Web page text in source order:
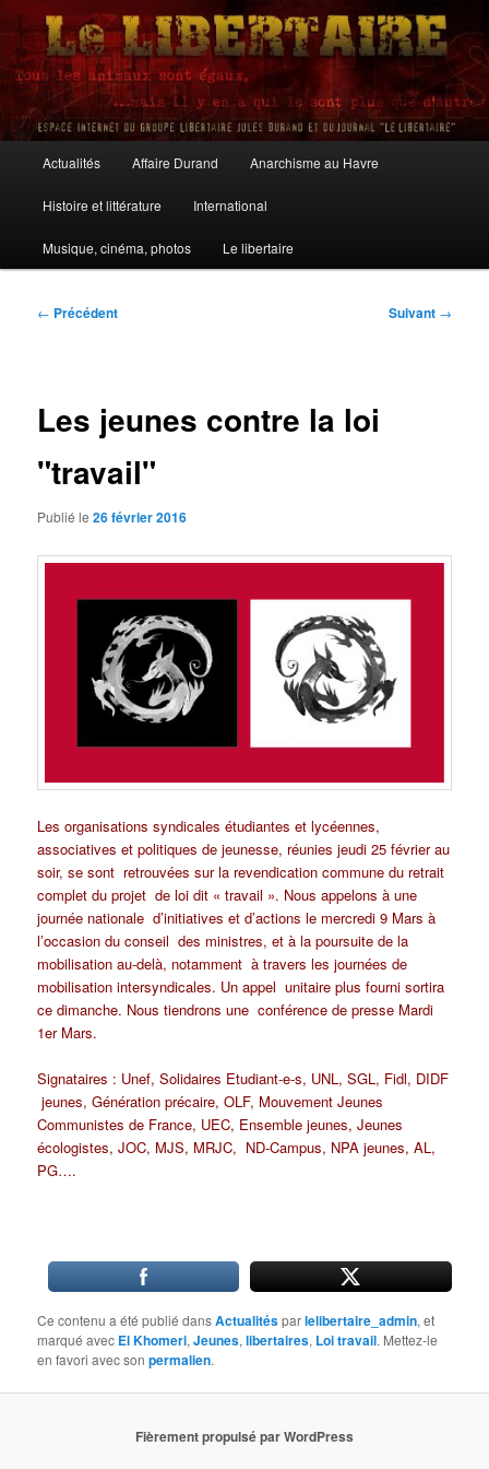
Aller
contenu
principalLe Libertaire
principal
Actualités Affaire Durand Anarchisme au Havre
Histoire et littérature International
Musique, cinéma, photos Le libertaire
Navigation
← Précédent Suivant →
Les jeunes contre la loi
"travail"
Publié le26 février 2016
Les organisations syndicales étudiantes et lycéennes,
associatives et politiques de jeunesse, réunies jeudi 25 février au
soir, se sont retrouvées sur la revendication commune du retrait
complet du projet de loi dit « travail ». Nous appelons à une
journée nationale d’initiatives et d’actions le mercredi 9 Mars à
l’occasion du conseil des ministres, et à la poursuite de la
mobilisation au-delà, notamment à travers les journées de
mobilisation intersyndicales. Un appel unitaire plus fourni sortira
ce dimanche. Nous tiendrons une conférence de presse Mardi
1er Mars.
Signataires : Unef, Solidaires Etudiant-e-s, UNL, SGL, Fidl, DIDF
jeunes, Génération précaire, OLF, Mouvement Jeunes
Communistes de France, UEC, Ensemble jeunes, Jeunes
écologistes, JOC, MJS, MRJC, ND-Campus, NPA jeunes, AL,
PG….
Ce contenu a été publié dansActualitésparlelibertaire_admin, et
marqué avec El Khomeri,Jeunes,libertaires, Loi travail. Mettez-le
en favori avec sonpermalien.
Fièrement propulsé par WordPress